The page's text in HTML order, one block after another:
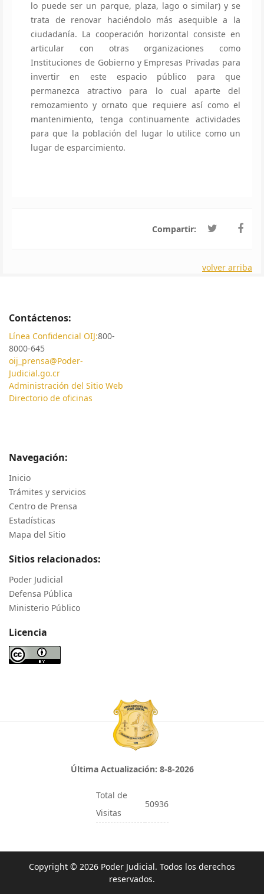
lo puede ser un parque, plaza, lago o similar) y se
trata de renovar haciéndolo más asequible a la
ciudadanía. La cooperación horizontal consiste en
articular con otras organizaciones como
Instituciones de Gobierno y Empresas Privadas para
invertir en este espacio público para que
permanezca atractivo para lo cual aparte del
remozamiento y ornato que requiere así como el
mantenimiento, tenga continuamente actividades
para que la población del lugar lo utilice como un
lugar de esparcimiento.
Compartir:
volver arriba
Contáctenos:
Línea Confidencial OIJ:800-
8000-645
oij_prensa@Poder-
Judicial.go.cr
Administración del Sitio Web
Directorio de oficinas
Navegación:
Inicio
Trámites y servicios
Centro de Prensa
Estadísticas
Mapa del Sitio
Sitios relacionados:
Poder Judicial
Defensa Pública
Ministerio Público
Licencia
Última Actualización: 8-8-2026
Total de
Visitas
50936
Copyright © 2026 Poder Judicial. Todos los derechos
reservados.